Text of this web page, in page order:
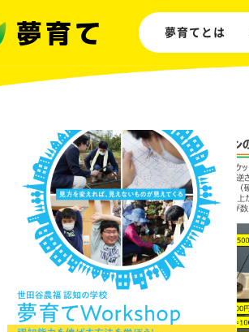
夢育てとは